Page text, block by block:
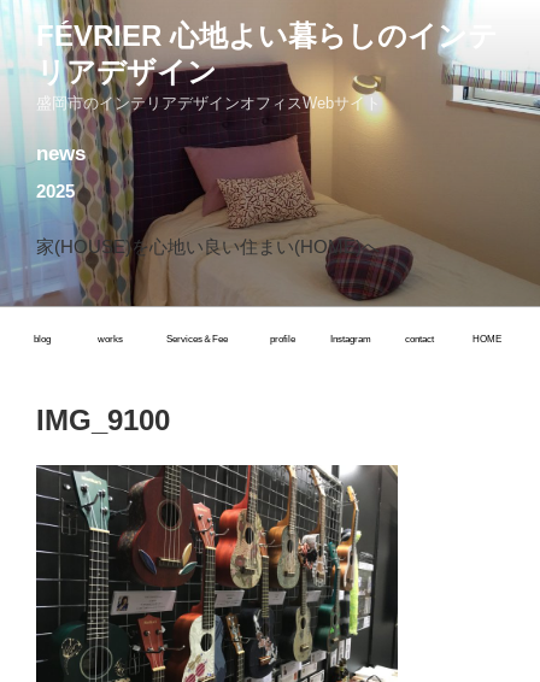
コ
ン
テ
プ
FÉVRIER 心地よい暮らしのインテ
リアデザイン
盛岡市のインテリアデザインオフィスWebサイト
news
2025
家(HOUSE)を心地い良い住まい(HOME)へ
blog works Services＆Fee profile Instagram contact HOME
IMG_9100